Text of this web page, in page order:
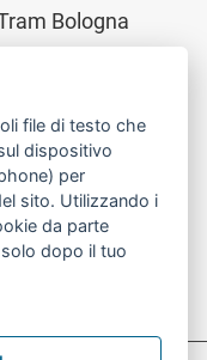
Bologna
nei giorni festivi
file di testo che
dispositivo
per
sito. Utilizzando i
da parte
dopo il tuo